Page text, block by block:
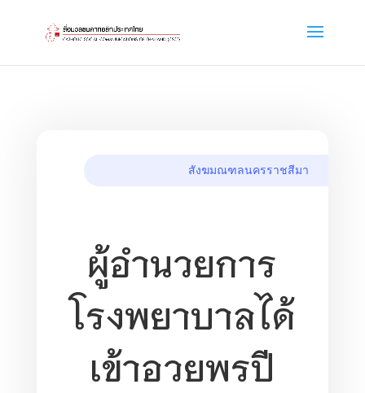
สังฆมณฑลนครราชสีมา
ผู้อำนวยการ
โรงพยาบาลได้
เข้าอวยพรปี